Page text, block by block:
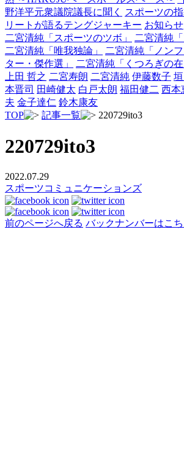
野洋平元衆議院議長に聞く
スポーツの
リートが語るテングジャーキー お知らせ
二宮清純「スポーツのツボ」
二宮清純
二宮清純「唯我独論」
二宮清純「ノン
ター・傑作選」
二宮清純「くつろぎの在
上田 哲之 二宮寿朗 二宮清純 伊藤数子
本晋司 田崎健太 白戸太朗 福田健二 西本
夫 金子達仁 鈴木康友
TOP
記事一覧 220729ito3
220729ito3
2022.07.29
スポーツコミュニケーションズ
前のページへ戻る バックナンバーはこち